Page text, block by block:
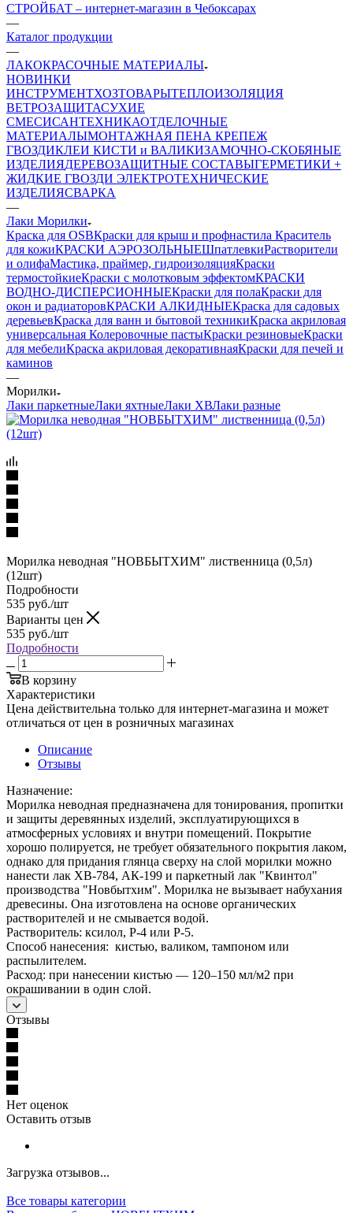
СТРОЙБАТ – интернет-магазин в Чебоксарах
—
Каталог продукции
—
ЛАКОКРАСОЧНЫЕ МАТЕРИАЛЫ
НОВИНКИ
ИНСТРУМЕНТХОЗТОВАРЫТЕПЛОИЗОЛЯЦИЯ
ВЕТРОЗАЩИТАСУХИЕ
СМЕСИСАНТЕХНИКАОТДЕЛОЧНЫЕ
МАТЕРИАЛЫМОНТАЖНАЯ ПЕНА КРЕПЕЖ
ГВОЗДИКЛЕИ КИСТИ и ВАЛИКИЗАМОЧНО-СКОБЯНЫЕ
ИЗДЕЛИЯДЕРЕВОЗАЩИТНЫЕ СОСТАВЫГЕРМЕТИКИ +
ЖИДКИЕ ГВОЗДИ ЭЛЕКТРОТЕХНИЧЕСКИЕ
ИЗДЕЛИЯСВАРКА
—
Лаки Морилки
Краска для OSBКраски для крыш и профнастила Краситель
для кожиКРАСКИ АЭРОЗОЛЬНЫЕШпатлевкиРастворители
и олифаМастика, праймер, гидроизоляцияКраски
термостойкиеКраски с молотковым эффектомКРАСКИ
ВОДНО-ДИСПЕРСИОННЫЕКраски для полаКраски для
окон и радиаторовКРАСКИ АЛКИДНЫЕКраска для садовых
деревьевКраска для ванн и бытовой техникиКраска акриловая
универсальная Колеровочные пастыКраски резиновыеКраски
для мебелиКраска акриловая декоративнаяКраски для печей и
каминов
—
Морилки
Лаки паркетныеЛаки яхтныеЛаки ХВЛаки разные
Морилка неводная "НОВБЫТХИМ" лиственница (0,5л)
(12шт)
Подробности
535 руб./шт
Варианты цен
535 руб./шт
Подробности
В корзину
Характеристики
Цена действительна только для интернет-магазина и может
отличаться от цен в розничных магазинах
Описание
Отзывы
Назначение:
Морилка неводная предназначена для тонирования, пропитки
и защиты деревянных изделий, эксплуатирующихся в
атмосферных условиях и внутри помещений. Покрытие
хорошо полируется, не требует обязательного покрытия лаком,
однако для придания глянца сверху на слой морилки можно
нанести лак ХВ-784, АК-199 и паркетный лак "Квинтол"
производства "Новбытхим". Морилка не вызывает набухания
древесины. Она изготовлена на основе органических
растворителей и не смывается водой.
Растворитель: ксилол, Р-4 или Р-5.
Способ нанесения: кистью, валиком, тампоном или
распылителем.
Расход: при нанесении кистью — 120–150 мл/м2 при
окрашивании в один слой.
Отзывы
Нет оценок
Оставить отзыв
Загрузка отзывов...
Все товары категории